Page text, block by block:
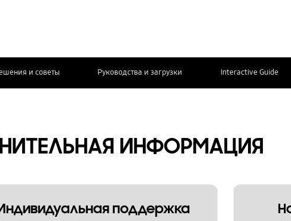
и советы Руководства и загрузки Interactive Guide
ИНФОРМАЦИЯ
поддержка